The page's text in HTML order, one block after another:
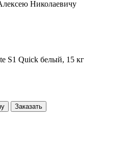
Николаевичу
Заказать